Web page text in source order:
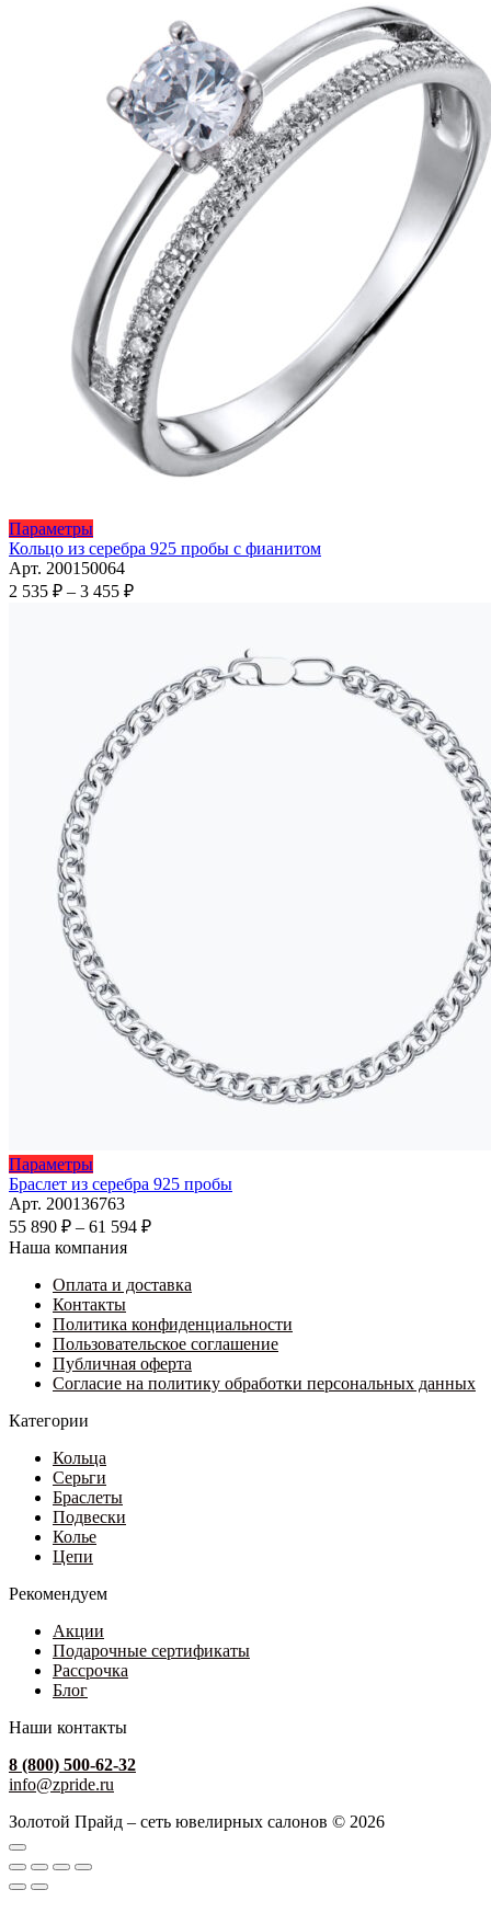
странице
товара.
ПараметрыЭтот
товар
имеет
несколько
странице
товара.
Кольцо из серебра 925 пробы с фианитом
Арт. 200150064
2 535 ₽ – 3 455 ₽Диапазон
455 ₽
ПараметрыЭтот
товар
имеет
несколько
вариаций.
можно
выбрать
на
странице
товара.
Браслет из серебра 925 пробы
Арт. 200136763
55 890 ₽ – 61 594 ₽Диапазон
890 ₽
61
594 ₽
Наша компания
Оплата и доставка
Контакты
Политика конфиденциальности
Пользовательское соглашение
Публичная оферта
Согласие на политику обработки персональных данных
Категории
Кольца
Серьги
Браслеты
Подвески
Колье
Цепи
Рекомендуем
Акции
Подарочные сертификаты
Рассрочка
Блог
Наши контакты
8 (800) 500-62-32
info@zpride.ru
Золотой Прайд – сеть ювелирных салонов © 2026